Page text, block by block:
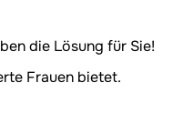
die Lösung für Sie!
Frauen bietet.